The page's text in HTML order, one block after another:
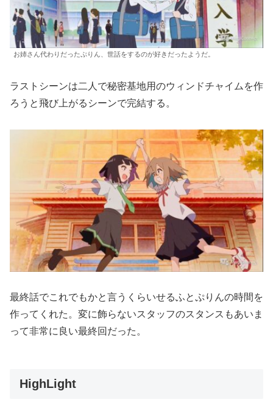
お姉さん代わりだったぷりん、世話をするのが好きだったようだ。
ラストシーンは二人で秘密基地用のウィンドチャイムを作
ろうと飛び上がるシーンで完結する。
最終話でこれでもかと言うくらいせるふとぷりんの時間を
作ってくれた。変に飾らないスタッフのスタンスもあいま
って非常に良い最終回だった。
HighLight